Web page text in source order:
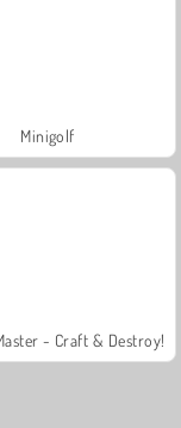
Minigolf
- Craft & Destroy!